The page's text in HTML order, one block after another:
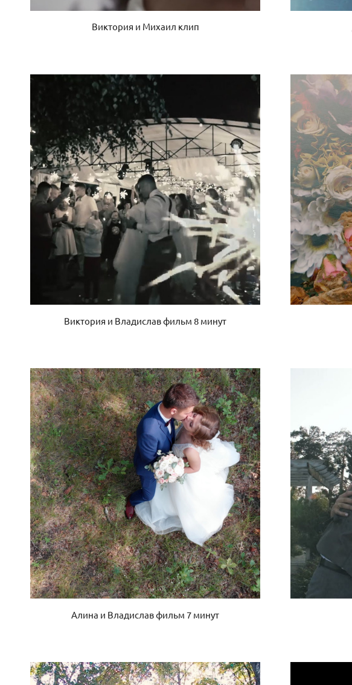
Виктория и Михаил клип
Виктория и Владислав фильм 8 минут
Алина и Владислав фильм 7 минут